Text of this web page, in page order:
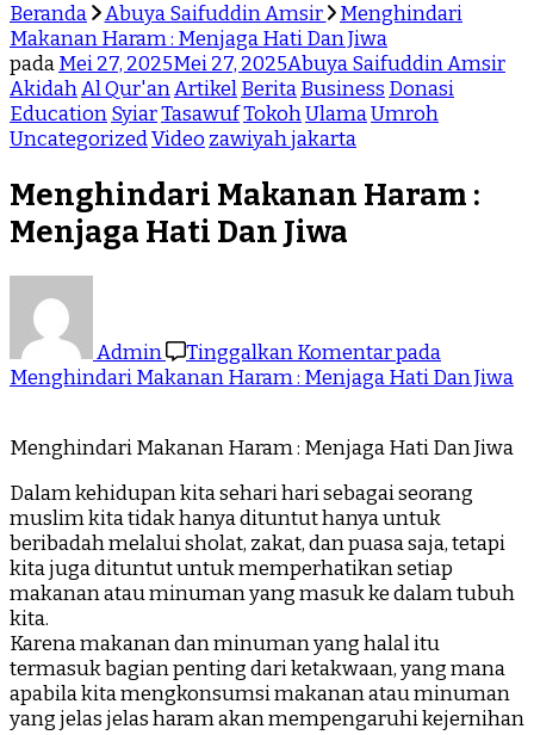
Beranda Abuya Saifuddin Amsir
Menghindari
Makanan Haram : Menjaga Hati Dan Jiwa
padaMei 27, 2025Mei 27, 2025Abuya Saifuddin Amsir
AkidahAl Qur'anArtikelBeritaBusiness Donasi
EducationSyiarTasawufTokohUlamaUmroh
UncategorizedVideo zawiyah jakarta
Menghindari Makanan Haram :
Menjaga Hati Dan Jiwa
Admin Tinggalkan Komentarpada
Menghindari Makanan Haram : Menjaga Hati Dan Jiwa
Menghindari Makanan Haram : Menjaga Hati Dan Jiwa
Dalam kehidupan kita sehari hari sebagai seorang
muslim kita tidak hanya dituntut hanya untuk
beribadah melalui sholat, zakat, dan puasa saja, tetapi
kita juga dituntut untuk memperhatikan setiap
makanan atau minuman yang masuk ke dalam tubuh
kita.
Karena makanan dan minuman yang halal itu
termasuk bagian penting dari ketakwaan, yang mana
apabila kita mengkonsumsi makanan atau minuman
yang jelas jelas haram akan mempengaruhi kejernihan